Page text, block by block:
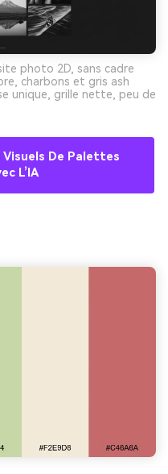
photo 2D, sans cadre
charbons et gris ash
unique, grille nette, peu de
De Palettes
L’IA